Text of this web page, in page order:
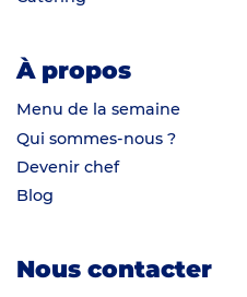
À propos
Menu de la semaine
Qui sommes-nous ?
Devenir chef
Blog
Nous contacter